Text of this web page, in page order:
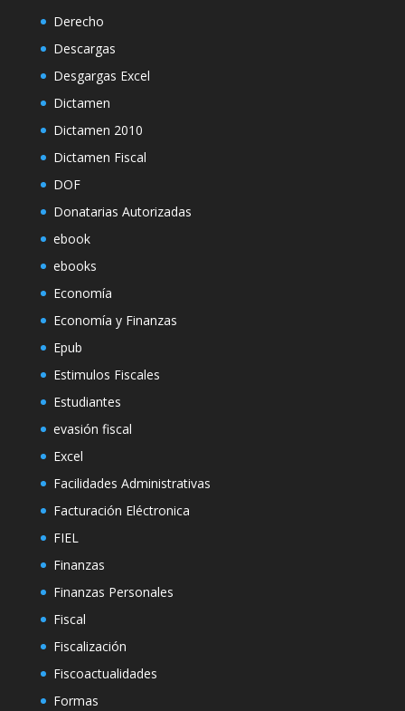
Derecho
Descargas
Desgargas Excel
Dictamen
Dictamen 2010
Dictamen Fiscal
DOF
Donatarias Autorizadas
ebook
ebooks
Economía
Economía y Finanzas
Epub
Estimulos Fiscales
Estudiantes
evasión fiscal
Excel
Facilidades Administrativas
Facturación Eléctronica
FIEL
Finanzas
Finanzas Personales
Fiscal
Fiscalización
Fiscoactualidades
Formas